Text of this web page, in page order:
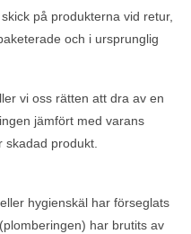
på produkterna vid retur,
och i ursprunglig
vi oss rätten att dra av en
jämfört med varans
skadad produkt.
hygienskäl har förseglats
har brutits av